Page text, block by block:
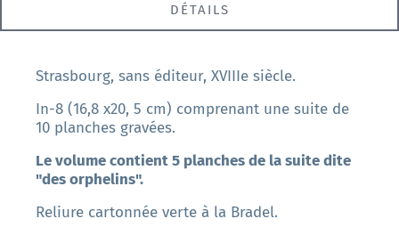
DÉTAILS
Strasbourg, sans éditeur, XVIIIe siècle.
In-8 (16,8 x20, 5 cm) comprenant une suite de
10 planches gravées.
Le volume contient 5 planches de la suite dite
"des orphelins".
Reliure cartonnée verte à la Bradel.